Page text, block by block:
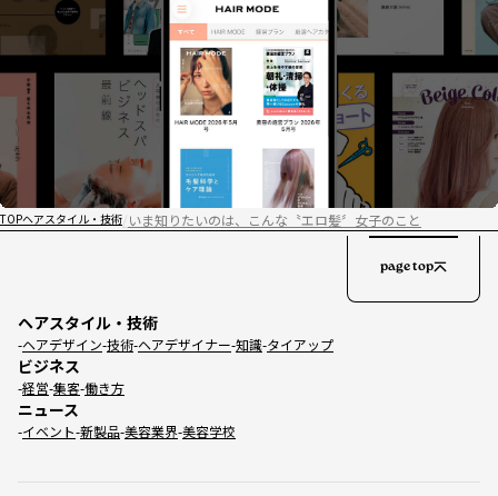
TOPヘアスタイル・技術 いま知りたいのは、こんな〝エロ髪〞女子のこと
ヘアスタイル・技術
ヘアデザイン 技術 ヘアデザイナー 知識 タイアップ
ビジネス
経営 集客 働き方
ニュース
イベント 新製品 美容業界 美容学校
page top